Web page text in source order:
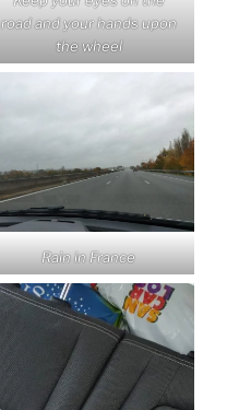
road and your hands upon
the wheel
Rain in France